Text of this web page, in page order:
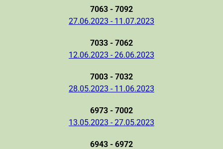
7063 - 7092
27.06.2023 - 11.07.2023
7033 - 7062
12.06.2023 - 26.06.2023
7003 - 7032
28.05.2023 - 11.06.2023
6973 - 7002
13.05.2023 - 27.05.2023
6943 - 6972